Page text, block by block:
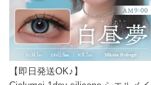
【即日発送OK♪】